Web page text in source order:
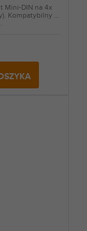
Mini-DIN na 4x
Kompatybilny z